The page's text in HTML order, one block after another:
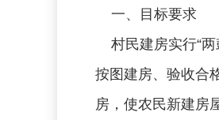
一、目标要求
村民建房实行“两
按图建房、验收合
房，使农民新建房